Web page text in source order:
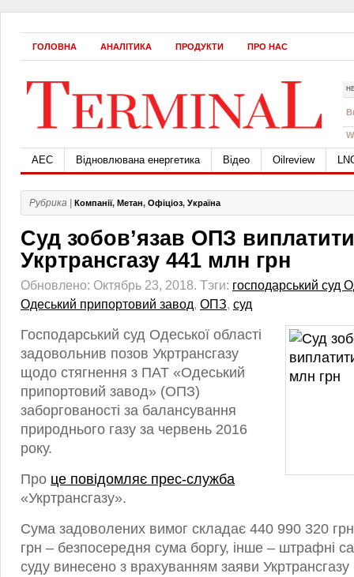
ГОЛОВНА АНАЛІТИКА ПРОДУКТИ ПРО НАС
АЕС Відновлювана енергетика Відео Oilreview
Рубрика | Компанії, Метан, Офіціоз, Україна
Суд зобов’язав ОПЗ виплатити
Укртрансгазу 441 млн грн
Обновлено: Октябрь 23, 2018. Тэги: господарський суд
Одеський припортовий завод, ОПЗ, суд
Господарський суд Одеської області
задовольнив позов Укртрансгазу
щодо стягнення з ПАТ «Одеський
припортовий завод» (ОПЗ)
заборгованості за балансування
природнього газу за червень 2016
року.
Про це повідомляє прес-служба
«Укртрансгазу».
Сума задоволених вимог складає 440 990 320
грн – безпосередня сума боргу, інше – штрафні
суду винесено з врахуванням заяви